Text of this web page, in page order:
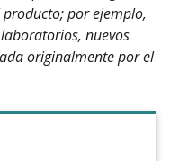
por ejemplo,
laboratorios, nuevos
originalmente por el